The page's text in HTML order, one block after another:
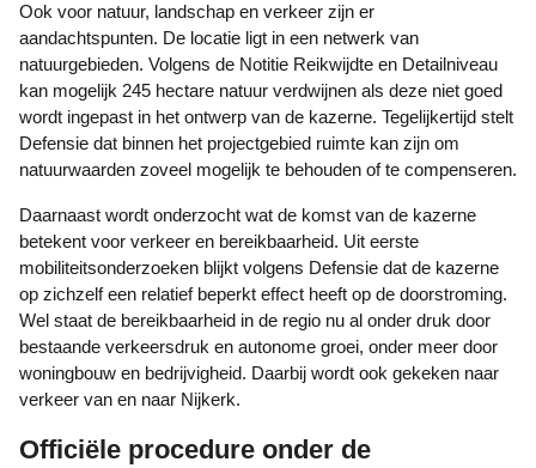
Ook voor natuur, landschap en verkeer zijn er
aandachtspunten. De locatie ligt in een netwerk van
natuurgebieden. Volgens de Notitie Reikwijdte en Detailniveau
kan mogelijk 245 hectare natuur verdwijnen als deze niet goed
wordt ingepast in het ontwerp van de kazerne. Tegelijkertijd stelt
Defensie dat binnen het projectgebied ruimte kan zijn om
natuurwaarden zoveel mogelijk te behouden of te compenseren.
Daarnaast wordt onderzocht wat de komst van de kazerne
betekent voor verkeer en bereikbaarheid. Uit eerste
mobiliteitsonderzoeken blijkt volgens Defensie dat de kazerne
op zichzelf een relatief beperkt effect heeft op de doorstroming.
Wel staat de bereikbaarheid in de regio nu al onder druk door
bestaande verkeersdruk en autonome groei, onder meer door
woningbouw en bedrijvigheid. Daarbij wordt ook gekeken naar
verkeer van en naar Nijkerk.
Officiële procedure onder de